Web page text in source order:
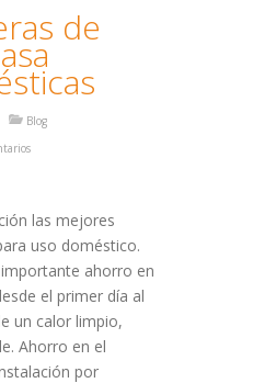
de
Blog
las mejores
uso doméstico.
ahorro en
el primer día al
un calor limpio,
Ahorro en el
por